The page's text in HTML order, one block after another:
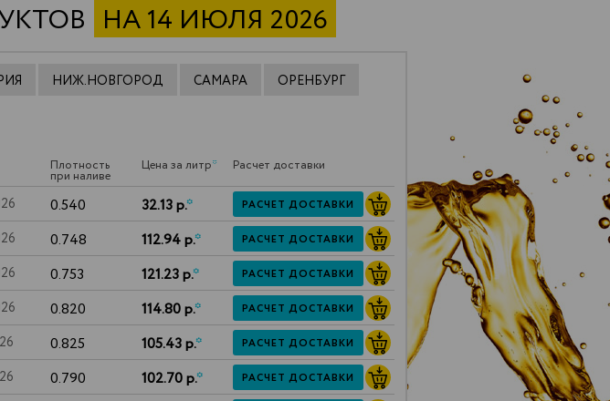
НА 14 ИЮЛЯ 2026
НИЖ.НОВГОРОД САМАРА
ОРЕНБУРГ
Плотность
при наливе
Цена за литр* Расчет доставки
0.540 32.13 р.* РАСЧЕТ ДОСТАВКИ
0.748 112.94 р.* РАСЧЕТ ДОСТАВКИ
0.753 121.23 р.* РАСЧЕТ ДОСТАВКИ
0.820 114.80 р.* РАСЧЕТ ДОСТАВКИ
0.825 105.43 р.* РАСЧЕТ ДОСТАВКИ
0.790 102.70 р.* РАСЧЕТ ДОСТАВКИ